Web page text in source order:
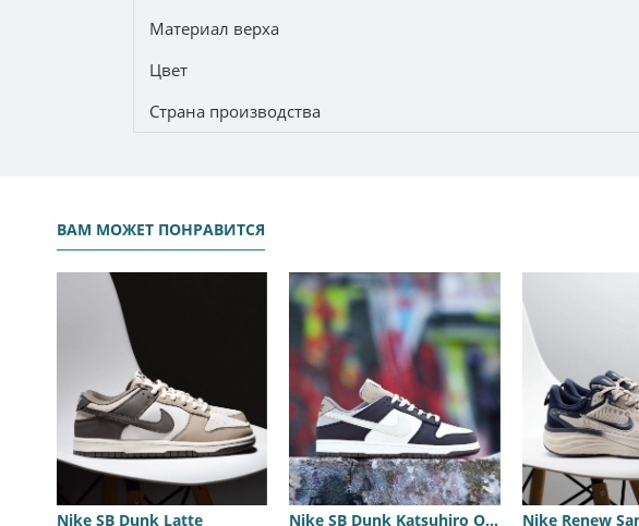
Материал верха
Цвет
Страна производства
ВАМ МОЖЕТ ПОНРАВИТСЯ
Nike SB Dunk Latte Nike SB Dunk Katsuhiro Otomo Nike Renew